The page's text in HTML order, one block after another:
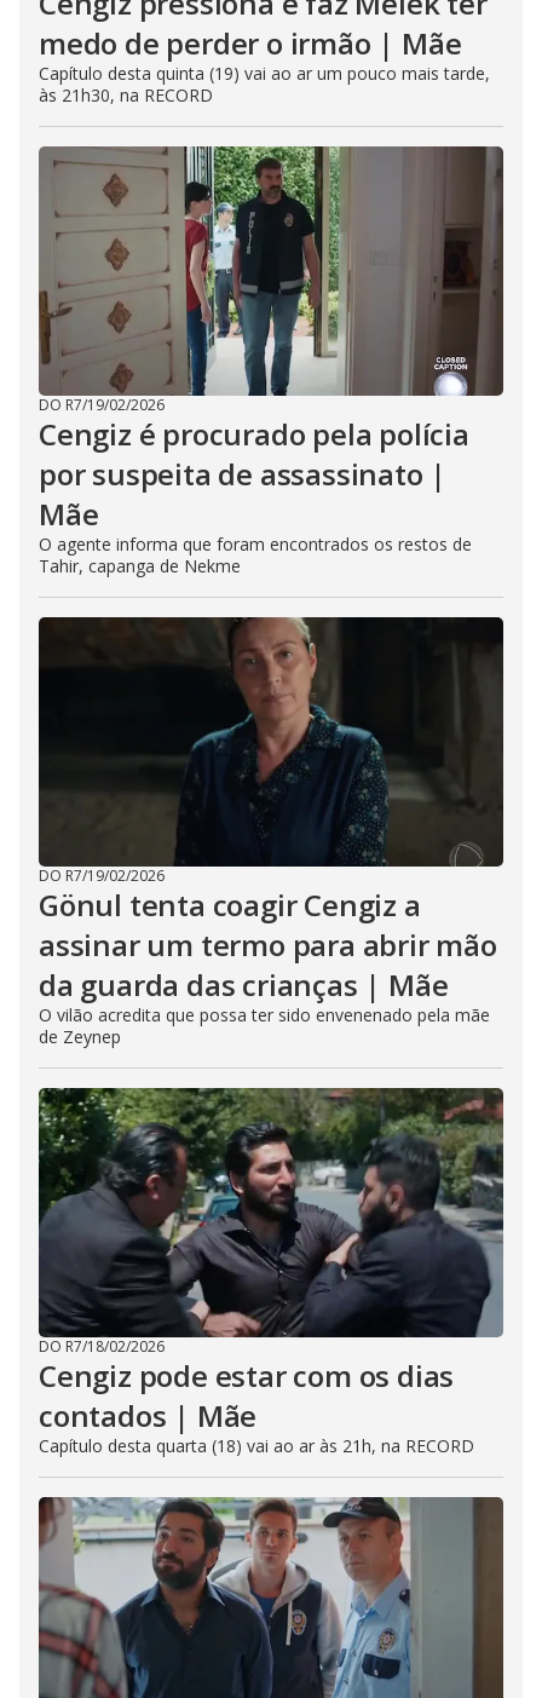
medo de perder o irmão | Mãe
Capítulo desta quinta (19) vai ao ar um pouco mais tarde,
às 21h30, na RECORD
DO R7/19/02/2026
Cengiz é procurado pela polícia
por suspeita de assassinato |
Mãe
O agente informa que foram encontrados os restos de
Tahir, capanga de Nekme
DO R7/19/02/2026
Gönul tenta coagir Cengiz a
assinar um termo para abrir mão
da guarda das crianças | Mãe
O vilão acredita que possa ter sido envenenado pela mãe
de Zeynep
DO R7/18/02/2026
Cengiz pode estar com os dias
contados | Mãe
Capítulo desta quarta (18) vai ao ar às 21h, na RECORD